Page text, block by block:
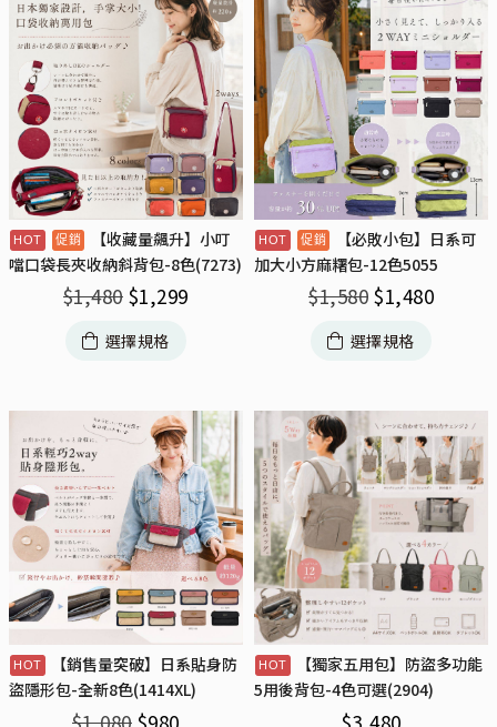
【收藏量飆升】小叮
噹口袋長夾收納斜背包-8色(7273)
$1,480 $1,299
選擇規格
【必敗小包】日系可
加大小方麻糬包-12色5055
$1,580 $1,480
選擇規格
【銷售量突破】日系貼身防
盜隱形包-全新8色(1414XL)
【獨家五用包】防盜多功能
5用後背包-4色可選(2904)